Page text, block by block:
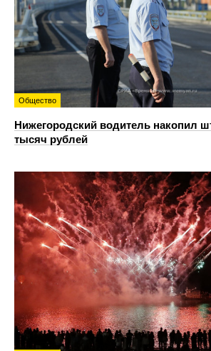
Общество
Нижегородский водитель накопил
тысяч рублей